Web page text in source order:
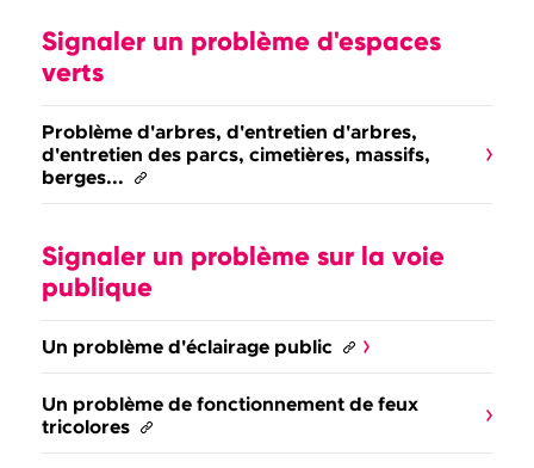
Signaler un problème d'espaces
verts
Problème d'arbres, d'entretien d'arbres,
d'entretien des parcs, cimetières, massifs,
berges...
Signaler un problème sur la voie
publique
Un problème d'éclairage public
Un problème de fonctionnement de feux
tricolores